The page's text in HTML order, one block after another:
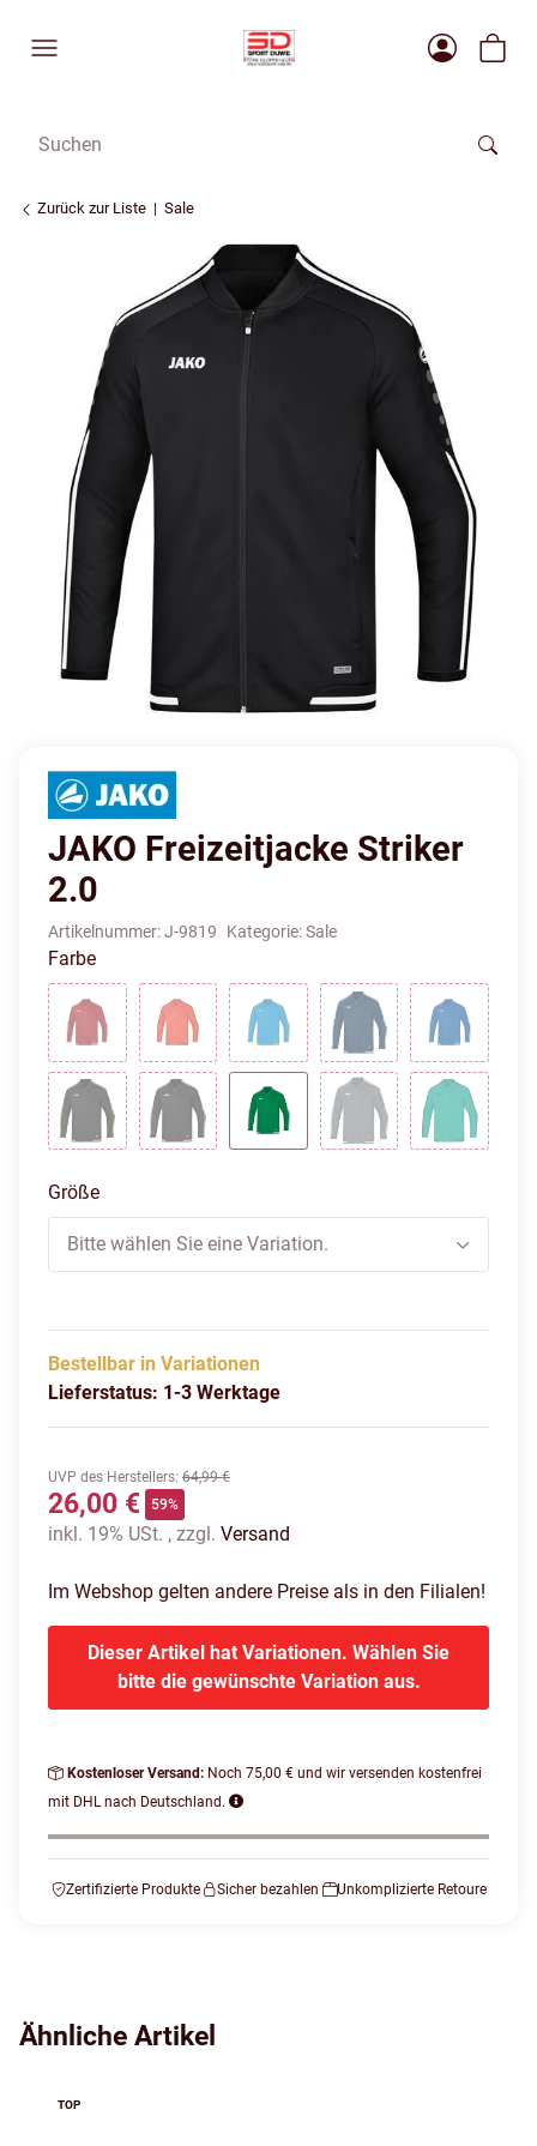
Zurück zur Liste Sale
JAKO Freizeitjacke Striker
2.0
Artikelnummer:J-9819 Kategorie:Sale
Farbe
Chili Rot/WeißFlame/NavyJako Blau/Neongelb
Marine/WeißRoyal/
Größe
Bitte wählen Sie eine Variation.
Bestellbar in Variationen
Lieferstatus: 1-3 Werktage
UVP des Herstellers: 64,99 €
26,00 € 59%
inkl. 19% USt. , zzgl. Versand
Im Webshop gelten andere Preise als in den Filialen!
Dieser Artikel hat Variationen. Wählen Sie
bitte die gewünschte Variation aus.
Kostenloser Versand: Noch 75,00 € und wir versenden kostenfrei
mit DHL nach Deutschland.
Zertifizierte Produkte Sicher bezahlen Unkomplizierte Retoure
Ähnliche Artikel
TOP